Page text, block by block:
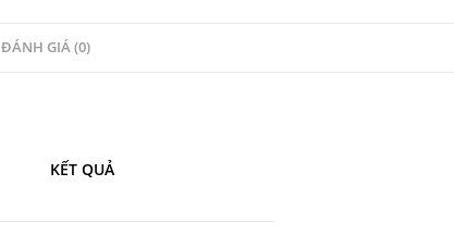
ĐÁNH GIÁ (0)
KẾT QUẢ